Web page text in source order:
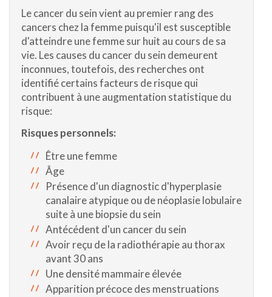
Le cancer du sein vient au premier rang des
cancers chez la femme puisqu'il est susceptible
d'atteindre une femme sur huit au cours de sa
vie. Les causes du cancer du sein demeurent
inconnues, toutefois, des recherches ont
identifié certains facteurs de risque qui
contribuent à une augmentation statistique du
risque:
Risques personnels:
Être une femme
Âge
Présence d'un diagnostic d'hyperplasie
canalaire atypique ou de néoplasie lobulaire
suite à une biopsie du sein
Antécédent d'un cancer du sein
Avoir reçu de la radiothérapie au thorax
avant 30 ans
Une densité mammaire élevée
Apparition précoce des menstruations